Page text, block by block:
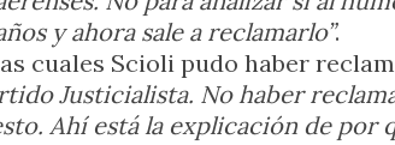
y ahora sale a reclamarlo”.
cuales Scioli pudo haber
Justicialista. No haber
Ahí está la explicación de